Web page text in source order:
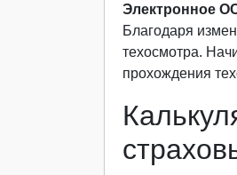
Электронное
Благодаря
техосмотра.
прохождения